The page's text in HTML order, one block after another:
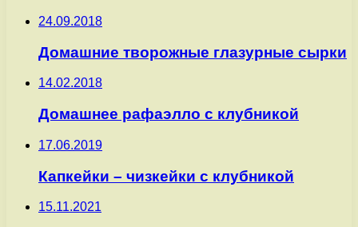
24.09.2018
Домашние творожные глазурные сырки
14.02.2018
Домашнее рафаэлло с клубникой
17.06.2019
Капкейки – чизкейки с клубникой
15.11.2021